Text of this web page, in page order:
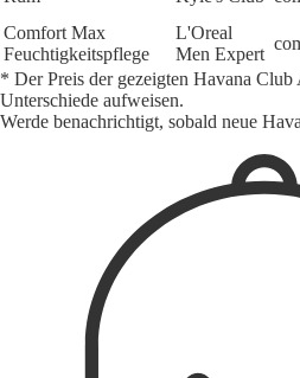
Comfort Max
Feuchtigkeitspflege
L'Oreal
Men Expert
* Der Preis der gezeigten Havana
Unterschiede aufweisen.
Werde benachrichtigt, sobald neue